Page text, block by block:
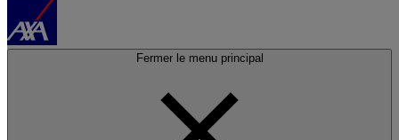
Fermer le menu principal